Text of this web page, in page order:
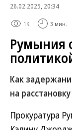
26.02.2025, 20:34
1K 3 мин.
Румыния
Как
на
Прокуратура